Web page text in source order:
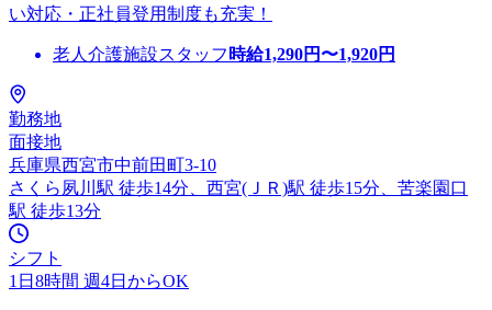
い対応・正社員登用制度も充実！
老人介護施設スタッフ 時給1,290円〜1,920円
勤務地
面接地
兵庫県西宮市中前田町3-10
さくら夙川駅 徒歩14分、西宮(ＪＲ)駅 徒歩15分、苦楽園口
駅 徒歩13分
シフト
1日8時間 週4日からOK